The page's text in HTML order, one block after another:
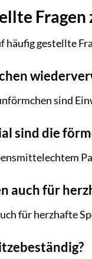
gestellte
sind
sind die
auch für
für herzhafte